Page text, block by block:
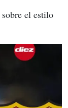
el estilo